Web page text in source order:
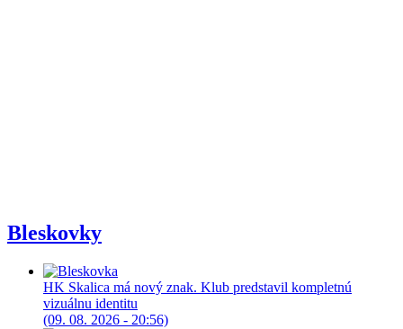
Bleskovky
HK Skalica má nový znak. Klub predstavil kompletnú
vizuálnu identitu
(09. 08. 2026 - 20:56)